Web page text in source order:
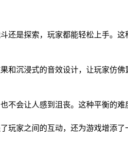
是探索，玩家都能轻松上手。
沉浸式的音效设计，让玩家仿
会让人感到沮丧。这种平衡的难
家之间的互动，还为游戏增添